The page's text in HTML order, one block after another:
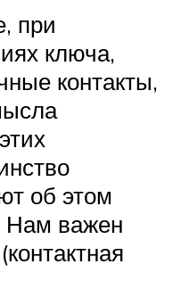
при
ключа,
контакты,
об этом
Нам важен